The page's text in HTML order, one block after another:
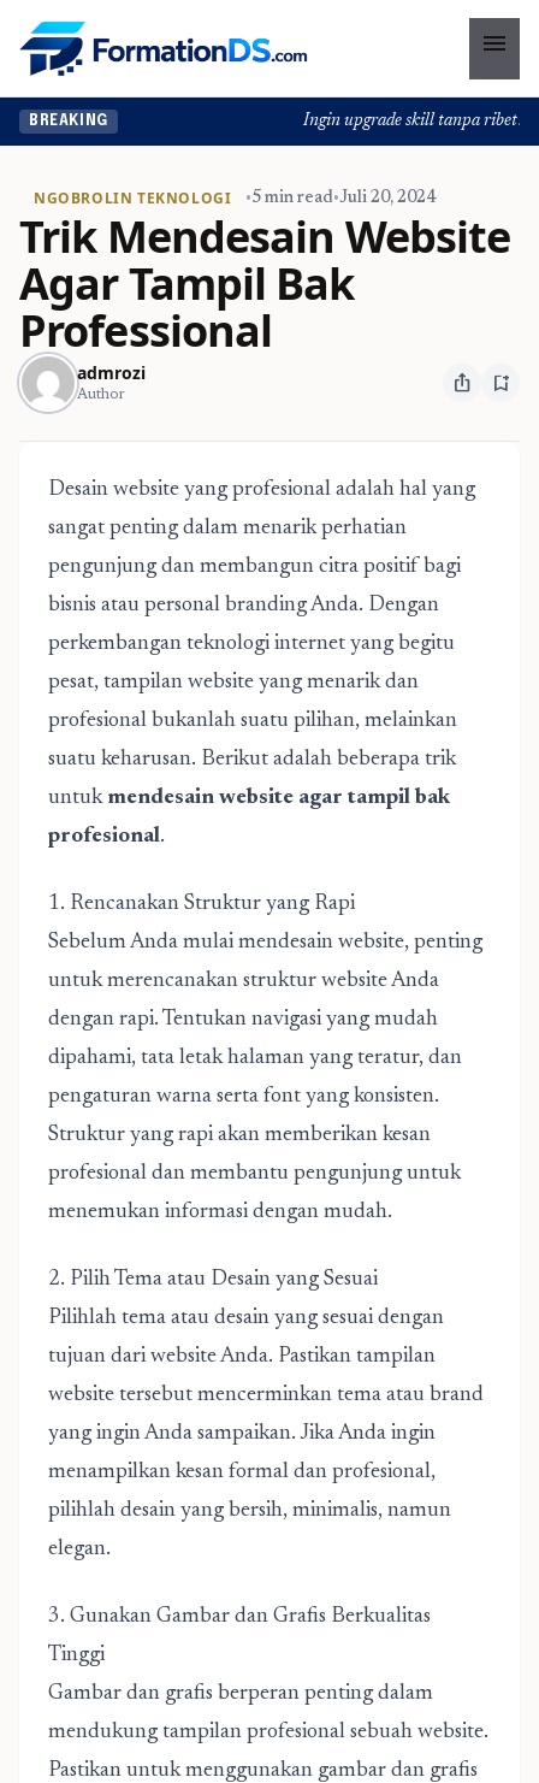
menu
BREAKING Ingin upgrade skill tanpa ribet?
NGOBROLIN TEKNOLOGI •5 min read•Juli 20, 2024
Trik Mendesain Website
Agar Tampil Bak
Professional
admrozi
Author ios_share bookmark_add
Desain website yang profesional adalah hal yang
sangat penting dalam menarik perhatian
pengunjung dan membangun citra positif bagi
bisnis atau personal branding Anda. Dengan
perkembangan teknologi internet yang begitu
pesat, tampilan website yang menarik dan
profesional bukanlah suatu pilihan, melainkan
suatu keharusan. Berikut adalah beberapa trik
untuk mendesain website agar tampil bak
profesional.
1. Rencanakan Struktur yang Rapi
Sebelum Anda mulai mendesain website, penting
untuk merencanakan struktur website Anda
dengan rapi. Tentukan navigasi yang mudah
dipahami, tata letak halaman yang teratur, dan
pengaturan warna serta font yang konsisten.
Struktur yang rapi akan memberikan kesan
profesional dan membantu pengunjung untuk
menemukan informasi dengan mudah.
2. Pilih Tema atau Desain yang Sesuai
Pilihlah tema atau desain yang sesuai dengan
tujuan dari website Anda. Pastikan tampilan
website tersebut mencerminkan tema atau brand
yang ingin Anda sampaikan. Jika Anda ingin
menampilkan kesan formal dan profesional,
pilihlah desain yang bersih, minimalis, namun
elegan.
3. Gunakan Gambar dan Grafis Berkualitas
Tinggi
Gambar dan grafis berperan penting dalam
mendukung tampilan profesional sebuah website.
Pastikan untuk menggunakan gambar dan grafis